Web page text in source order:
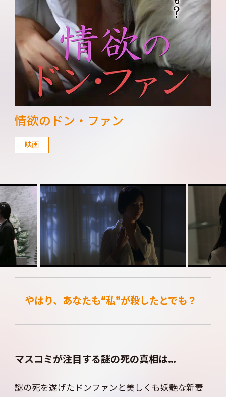
情欲のドン・ファン
映画
やはり、あなたも“私”が殺したとでも？
マスコミが注目する謎の死の真相は…
謎の死を遂げたドンファンと美しくも妖艶な新妻